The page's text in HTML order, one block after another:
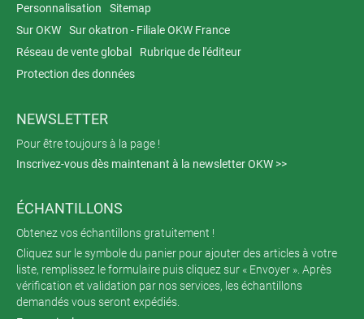
Personnalisation
Sitemap
Sur OKW
Sur okatron - Filiale OKW France
Réseau de vente global
Rubrique de l'éditeur
Protection des données
NEWSLETTER
Pour être toujours à la page !
Inscrivez-vous dès maintenant à la newsletter OKW >>
ÉCHANTILLONS
Obtenez vos échantillons gratuitement !
Cliquez sur le symbole du panier pour ajouter des articles à votre
liste, remplissez le formulaire puis cliquez sur « Envoyer ». Après
vérification et validation par nos services, les échantillons
demandés vous seront expédiés.